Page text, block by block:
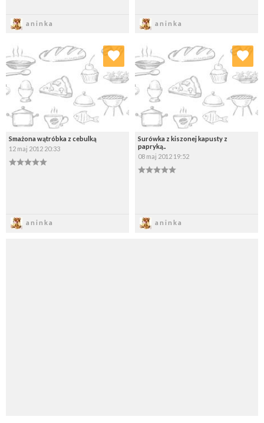
aninka aninka
Smażona wątróbka z cebulką
12 maj 2012 20:33
aninka
Dodaj do ulubionych
Wybierz listę:
Surówka z kiszonej kapusty z
papryką..
08 maj 2012 19:52
aninka
Dodaj do ulubionych
Wybierz listę: